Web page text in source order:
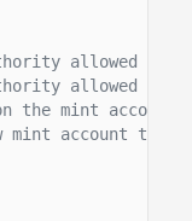
allowed to
allowed to
the mint account.
mint account to